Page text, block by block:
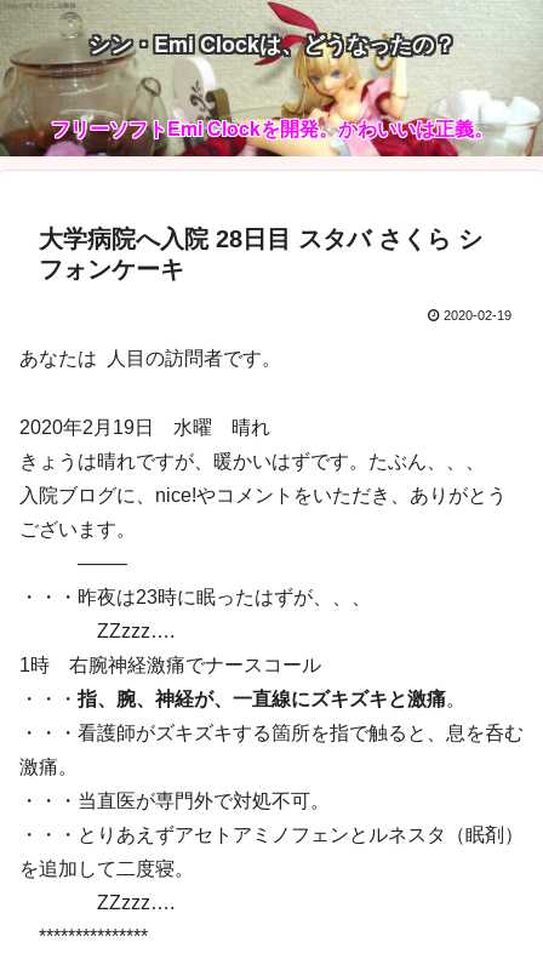
シン・Emi Clockは、どうなったの？
フリーソフトEmi Clockを開発。かわいいは正義。
大学病院へ入院 28日目 スタバ さくら シ
フォンケーキ
2020-02-19
あなたは 人目の訪問者です。
2020年2月19日 水曜 晴れ
きょうは晴れですが、暖かいはずです。たぶん、、、
入院ブログに、nice!やコメントをいただき、ありがとう
ございます。
——–
・・・昨夜は23時に眠ったはずが、、、
ZZzzz….
1時 右腕神経激痛でナースコール
・・・ 指、腕、神経が、一直線にズキズキと激痛。
・・・看護師がズキズキする箇所を指で触ると、息を呑む
激痛。
・・・当直医が専門外で対処不可。
・・・とりあえずアセトアミノフェンとルネスタ（眠剤）
を追加して二度寝。
ZZzzz….
***************